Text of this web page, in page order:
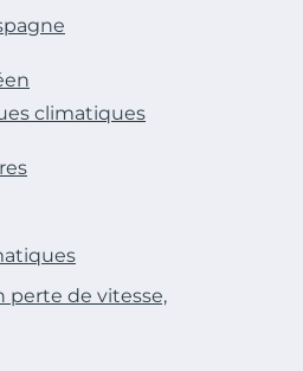
climatiques
perte de vitesse,